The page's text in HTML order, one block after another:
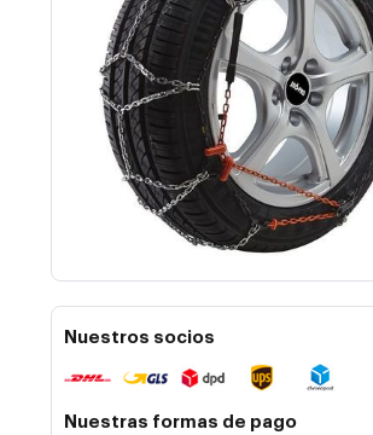
Nuestros socios
Nuestras formas de pago